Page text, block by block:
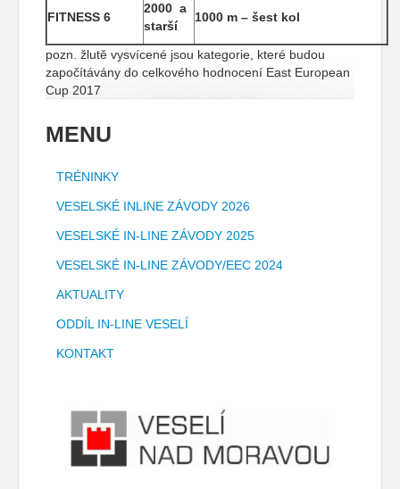
FITNESS 6
2000 a
starší
1000 m – šest kol
pozn. žlutě vysvícené jsou kategorie, které budou
započítávány do celkového hodnocení East European
Cup 2017
MENU
TRÉNINKY
VESELSKÉ INLINE ZÁVODY 2026
VESELSKÉ IN-LINE ZÁVODY 2025
VESELSKÉ IN-LINE ZÁVODY/EEC 2024
AKTUALITY
ODDÍL IN-LINE VESELÍ
KONTAKT